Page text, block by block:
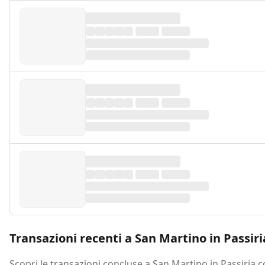
Transazioni recenti a San Martino in